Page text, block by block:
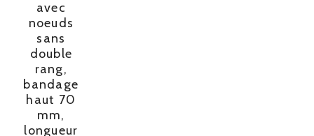
avec
noeuds
sans
double
rang,
bandage
haut 70
mm,
longueur